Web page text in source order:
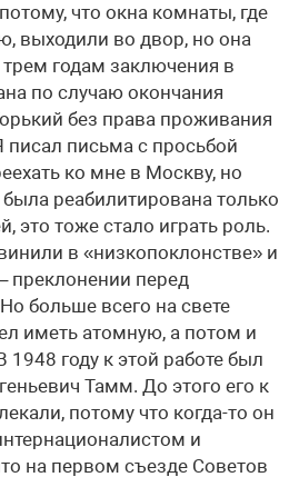
что окна комнаты, где
выходили во двор, но она
годам заключения в
по случаю окончания
без права проживания
писал письма с просьбой
ко мне в Москву, но
реабилитирована только
это тоже стало играть роль.
в «низкопоклонстве» и
преклонении перед
больше всего на свете
иметь атомную, а потом и
году к этой работе был
Тамм. До этого его к
потому что когда-то он
и
на первом съезде Советов